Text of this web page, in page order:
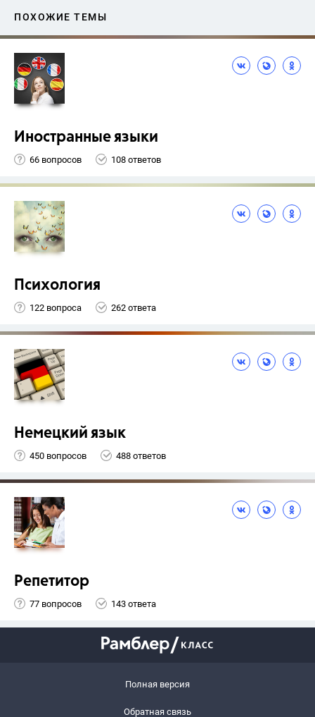
ПОХОЖИЕ ТЕМЫ
Иностранные языки
66 вопросов 108 ответов
Психология
122 вопроса 262 ответа
Немецкий язык
450 вопросов 488 ответов
Репетитор
77 вопросов 143 ответа
Полная версия
Обратная связь